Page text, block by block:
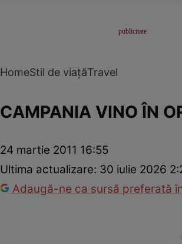
HomeStil de viațăTravel
CAMPANIA VINO ÎN
24 martie 2011 16:55
Ultima actualizare: 30 iulie 2026
Adaugă-ne ca sursă preferată